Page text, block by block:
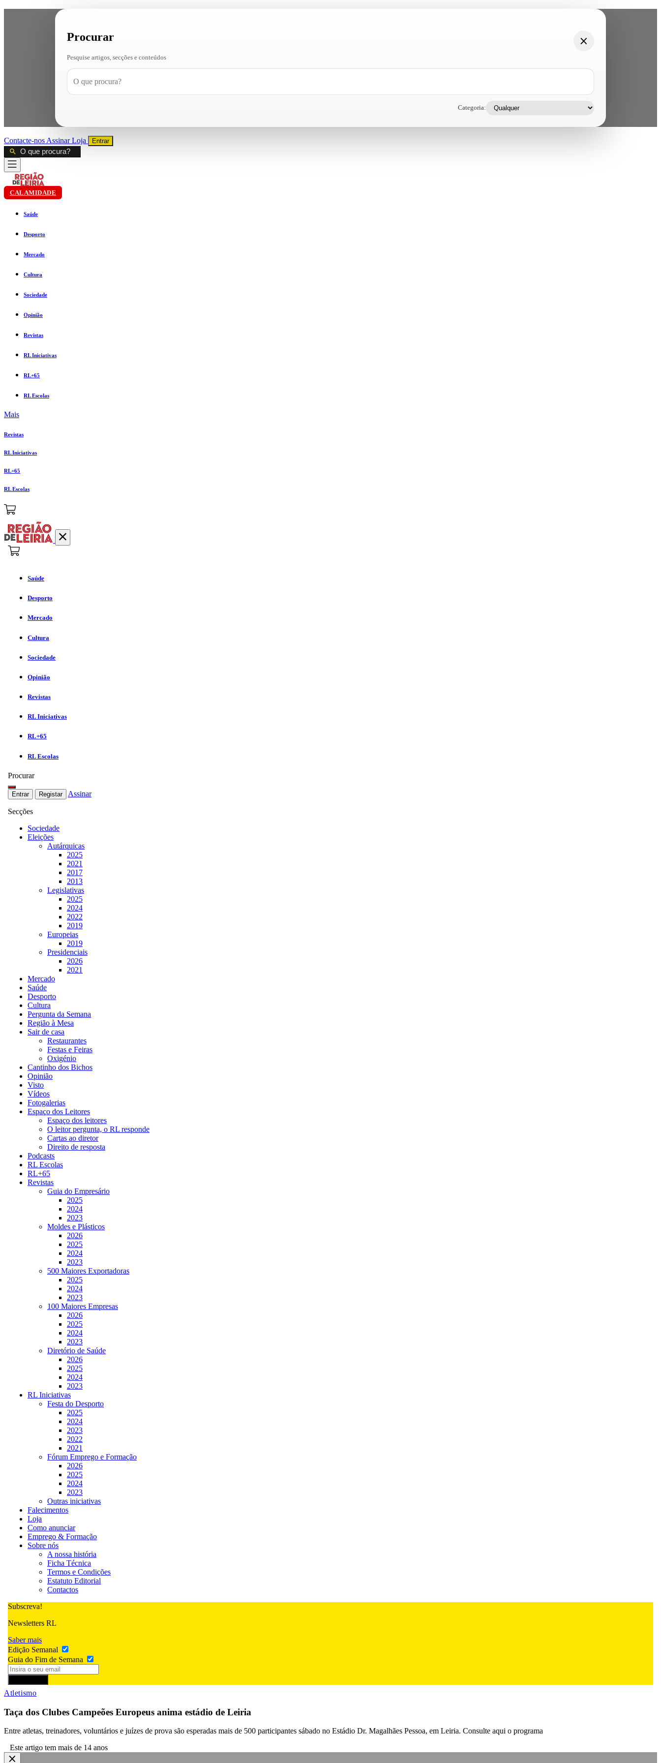
Procurar
Pesquise artigos, secções e conteúdos
Categoria:
Contacte-nos AssinarLoja Entrar
CALAMIDADE
Saúde
Desporto
Mercado
Cultura
Sociedade
Opinião
Revistas
RL Iniciativas
RL+65
RL Escolas
Mais
Revistas
RL Iniciativas
RL+65
RL Escolas
Saúde
Desporto
Mercado
Cultura
Sociedade
Opinião
Revistas
RL Iniciativas
RL+65
RL Escolas
Procurar
Entrar Registar Assinar
Secções
Sociedade
Eleições
Autárquicas
2025
2021
2017
2013
Legislativas
2025
2024
2022
2019
Europeias
2019
Presidenciais
2026
2021
Mercado
Saúde
Desporto
Cultura
Pergunta da Semana
Região à Mesa
Sair de casa
Restaurantes
Festas e Feiras
Oxigénio
Cantinho dos Bichos
Opinião
Visto
Vídeos
Fotogalerias
Espaço dos Leitores
Espaço dos leitores
O leitor pergunta, o RL responde
Cartas ao diretor
Direito de resposta
Podcasts
RL Escolas
RL+65
Revistas
Guia do Empresário
2025
2024
2023
Moldes e Plásticos
2026
2025
2024
2023
500 Maiores Exportadoras
2025
2024
2023
100 Maiores Empresas
2026
2025
2024
2023
Diretório de Saúde
2026
2025
2024
2023
RL Iniciativas
Festa do Desporto
2025
2024
2023
2022
2021
Fórum Emprego e Formação
2026
2025
2024
2023
Outras iniciativas
Falecimentos
Loja
Como anunciar
Emprego & Formação
Sobre nós
A nossa história
Ficha Técnica
Termos e Condições
Estatuto Editorial
Contactos
Subscreva!
Newsletters RL
Saber mais
Edição Semanal
Guia do Fim de Semana
Atletismo
Taça dos Clubes Campeões Europeus anima estádio de Leiria
Entre atletas, treinadores, voluntários e juízes de prova são esperadas mais de 500 participantes sábado no Estádio Dr. Magalhães Pessoa, em Leiria. Consulte aqui o programa
Este artigo tem mais de 14 anos